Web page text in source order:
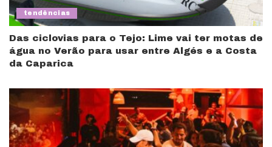
tendências
Das ciclovias para o Tejo: Lime vai ter motas de
água no Verão para usar entre Algés e a Costa
da Caparica